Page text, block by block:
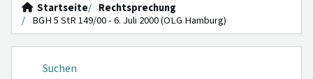
Startseite
Rechtsprechung
BGH 5 StR 149/00 - 6. Juli 2000 (OLG Hamburg)
Suchen